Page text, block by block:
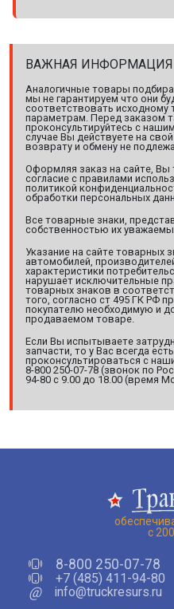
ВАЖНАЯ ИНФОРМАЦИЯ
Аналогичные товары
мы не гарантируем что они
соответствовать исходному
параметрам. Перед заказом
проконсультируйтесь с
случае Вы действуете на
возврату и обмену не
Оформляя заказ на сайте,
согласие с правилами
политикой
обработки персональных
Все товарные знаки,
собственностью их
Указание на сайте товарных
автомобилей,
характеристики
нарушает исключительные
товарных знаков в
того, согласно ст 495 ГК РФ
покупателю необходимую и
продаваемом товаре.
Если Вы испытываете
запчасти, то у Вас всегда
проконсультироваться с
8-800 250-07-78 (звонок по
94-80 с 9.00 до 18.00 (время
с
8-800 250-07-78
+7 (485) 411-94-80
@
info@truckresurs.ru